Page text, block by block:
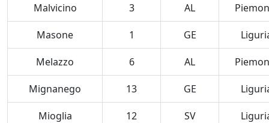
Malvicino 3 AL
Masone 1 GE
Melazzo 6 AL
Mignanego 13 GE
Mioglia 12 SV